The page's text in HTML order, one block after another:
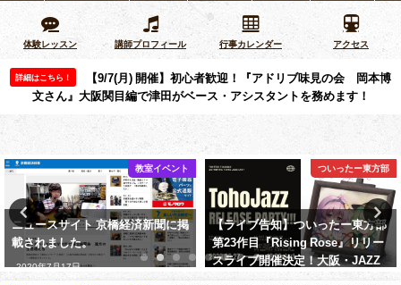
体験レッスン 講師プロフィール 行事カレンダー アクセス
詳細はこちら！
【9/7(月) 開催】初心者歓迎！『アドリブ味見の会 岡本博
文さん』大阪関目編で津田がベース・アシスタントを務めます！
教室イベント
ニュースサイト 京橋経済新聞に掲
載されました。
2020年7月17日
ついったー東方部
【ライブ告知】ついったー東方部
第23作目『Rising Rose』リリー
スライブ開催決定！大阪・JAZZ
CLUB GALLONにてお届けします